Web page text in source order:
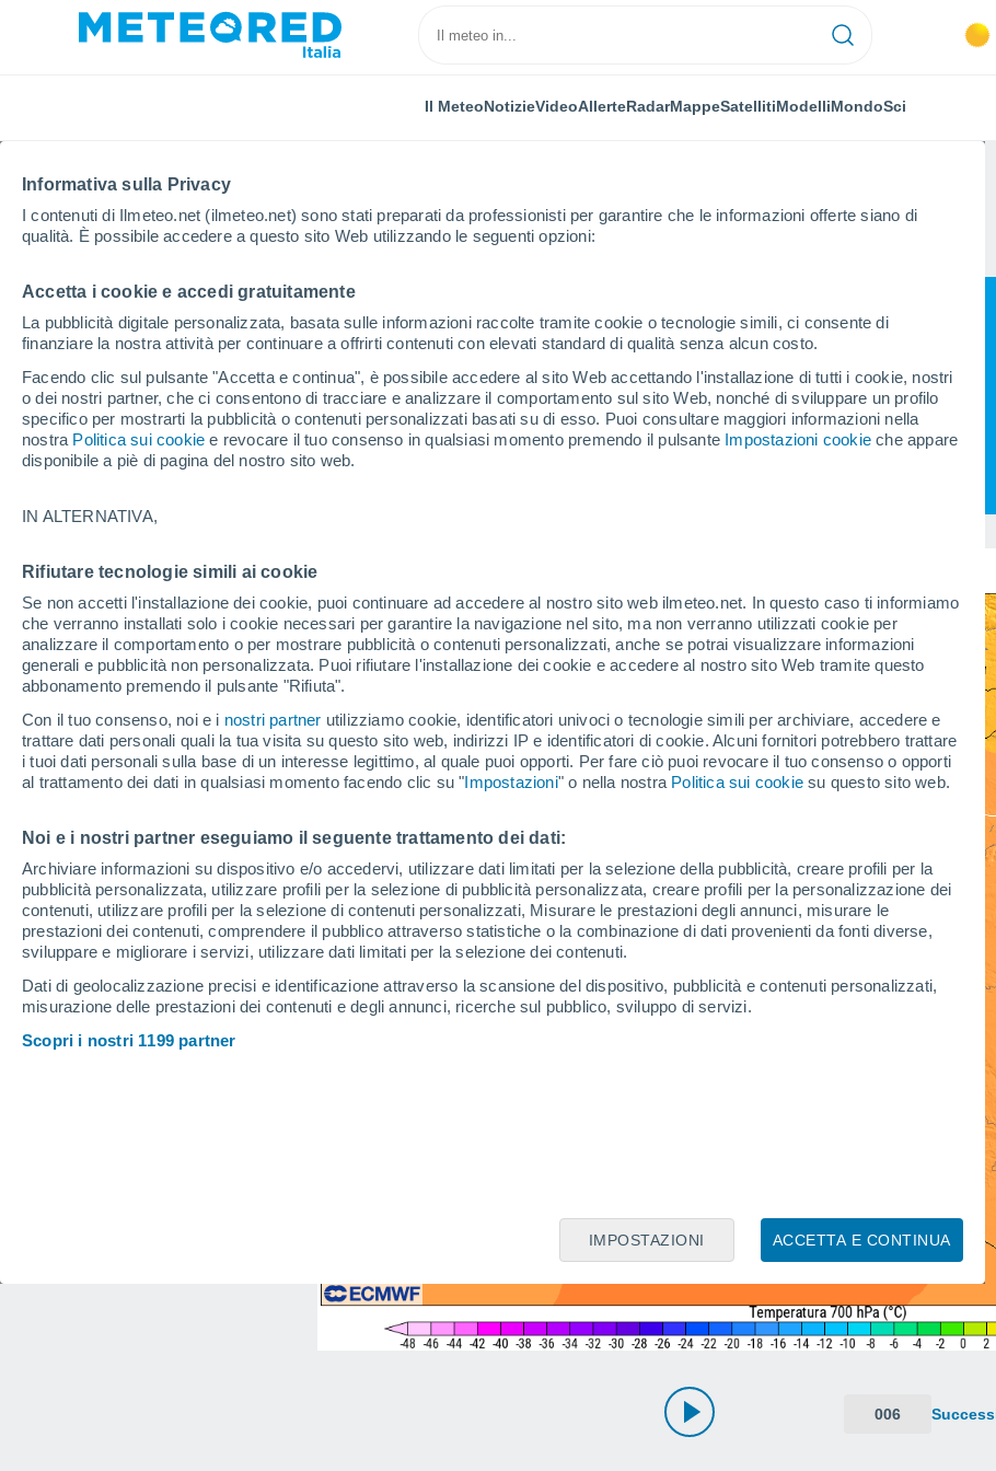
Informativa sulla Privacy
I contenuti di Ilmeteo.net (ilmeteo.net) sono stati preparati da professionisti per garantire che le informazioni offerte siano di
qualità. È possibile accedere a questo sito Web utilizzando le seguenti opzioni:
Accetta i cookie e accedi gratuitamente
La pubblicità digitale personalizzata, basata sulle informazioni raccolte tramite cookie o tecnologie simili, ci consente di
finanziare la nostra attività per continuare a offrirti contenuti con elevati standard di qualità senza alcun costo.
Facendo clic sul pulsante "Accetta e continua", è possibile accedere al sito Web accettando l'installazione di tutti i cookie, nostri
o dei nostri partner, che ci consentono di tracciare e analizzare il comportamento sul sito Web, nonché di sviluppare un profilo
specifico per mostrarti la pubblicità o contenuti personalizzati basati su di esso. Puoi consultare maggiori informazioni nella
nostra Politica sui cookie e revocare il tuo consenso in qualsiasi momento premendo il pulsante Impostazioni cookie che appare
disponibile a piè di pagina del nostro sito web.
IN ALTERNATIVA,
Rifiutare tecnologie simili ai cookie
Se non accetti l'installazione dei cookie, puoi continuare ad accedere al nostro sito web ilmeteo.net. In questo caso ti informiamo
che verranno installati solo i cookie necessari per garantire la navigazione nel sito, ma non verranno utilizzati cookie per
analizzare il comportamento o per mostrare pubblicità o contenuti personalizzati, anche se potrai visualizzare informazioni
generali e pubblicità non personalizzata. Puoi rifiutare l'installazione dei cookie e accedere al nostro sito Web tramite questo
abbonamento premendo il pulsante "Rifiuta".
Con il tuo consenso, noi e i nostri partner utilizziamo cookie, identificatori univoci o tecnologie simili per archiviare, accedere e
trattare dati personali quali la tua visita su questo sito web, indirizzi IP e identificatori di cookie. Alcuni fornitori potrebbero trattare
i tuoi dati personali sulla base di un interesse legittimo, al quale puoi opporti. Per fare ciò puoi revocare il tuo consenso o opporti
al trattamento dei dati in qualsiasi momento facendo clic su "Impostazioni" o nella nostra Politica sui cookie su questo sito web.
Noi e i nostri partner eseguiamo il seguente trattamento dei dati:
Archiviare informazioni su dispositivo e/o accedervi, utilizzare dati limitati per la selezione della pubblicità, creare profili per la
pubblicità personalizzata, utilizzare profili per la selezione di pubblicità personalizzata, creare profili per la personalizzazione dei
contenuti, utilizzare profili per la selezione di contenuti personalizzati, Misurare le prestazioni degli annunci, misurare le
prestazioni dei contenuti, comprendere il pubblico attraverso statistiche o la combinazione di dati provenienti da fonti diverse,
sviluppare e migliorare i servizi, utilizzare dati limitati per la selezione dei contenuti.
Dati di geolocalizzazione precisi e identificazione attraverso la scansione del dispositivo, pubblicità e contenuti personalizzati,
misurazione delle prestazioni dei contenuti e degli annunci, ricerche sul pubblico, sviluppo di servizi.
Scopri i nostri 1199 partner
ACCETTA E CONTINUA
IMPOSTAZIONI
Il MeteoNotizieVideoAllerteRadarMappeSatellitiModelliMondoSci
Home Modelli Modelli Portogallo - ECMWF Portogallo
Il modelli numerici di previsione
PRES. | V > 10 |
NUV. | PIOG. 6H |
PRECIPITAZIONE
ACCUMULATA
NEVE
ACCUMULATA
TEMPERATURA
GEOP. 850 HPA |
TEMP.
GEOP. 500 HPA |
VENTO 10M |
PRESSIONE
Portogallo
ECMWF
GFS
ECMWF Europa
GFS Europa
006